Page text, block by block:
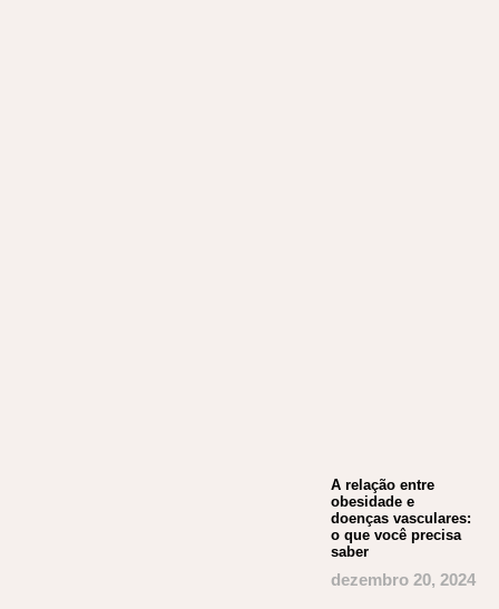
A relação entre
obesidade e
doenças vasculares:
o que você precisa
saber
dezembro 20, 2024